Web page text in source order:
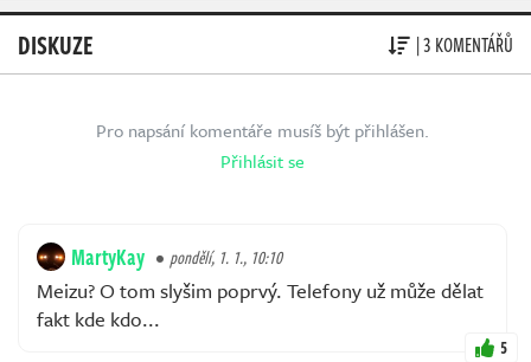
DISKUZE | 3 KOMENTÁŘŮ
Pro napsání komentáře musíš být přihlášen.
Přihlásit se
MartyKay pondělí, 1. 1., 10:10
Meizu? O tom slyšim poprvý. Telefony už může dělat
fakt kde kdo...
5